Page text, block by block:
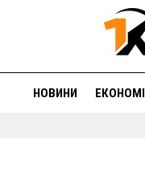
НОВИНИ